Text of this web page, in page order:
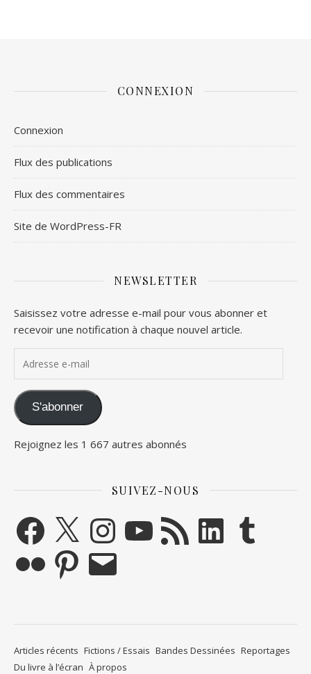
CONNEXION
Connexion
Flux des publications
Flux des commentaires
Site de WordPress-FR
NEWSLETTER
Saisissez votre adresse e-mail pour vous abonner et
recevoir une notification à chaque nouvel article.
S'abonner
Rejoignez les 1 667 autres abonnés
SUIVEZ-NOUS
Facebook
X InstagramYouTubeFlux RSSLinkedIn Tumblr
PinterestE-mail
Articles récents Fictions / Essais Bandes Dessinées Reportages
Du livre à l’écran À propos